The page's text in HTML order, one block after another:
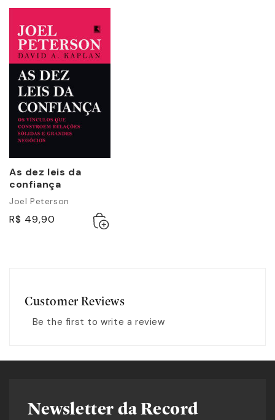
As dez leis da
confiança
Joel Peterson
R$ 49,90
Adicionar
ao
Esgotado
Customer Reviews
Be the first to write a review
Newsletter da Record